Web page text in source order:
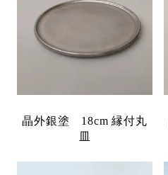
晶外銀塗 18cm 縁付丸
皿